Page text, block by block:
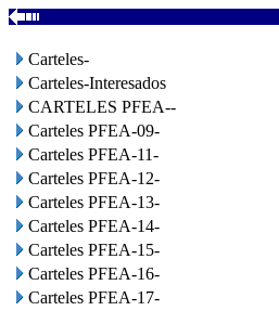
Carteles-
Carteles-Interesados
CARTELES PFEA--
Carteles PFEA-09-
Carteles PFEA-11-
Carteles PFEA-12-
Carteles PFEA-13-
Carteles PFEA-14-
Carteles PFEA-15-
Carteles PFEA-16-
Carteles PFEA-17-